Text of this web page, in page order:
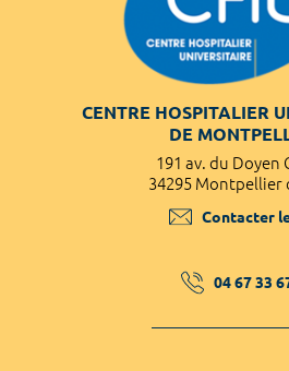
CENTRE HOSPITALIER
DE
191 av. du Doyen
34295 Montpellier
Contacter
04 67 33